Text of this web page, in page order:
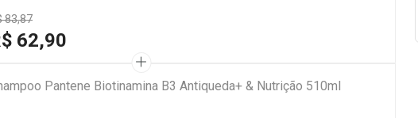
83,87
62,90
Pantene Biotinamina B3 Antiqueda+ & Nutrição 510ml